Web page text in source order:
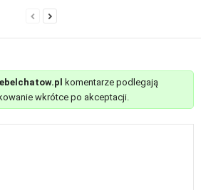
ebelchatow.pl
komentarze podlegają
wkrótce po akceptacji.